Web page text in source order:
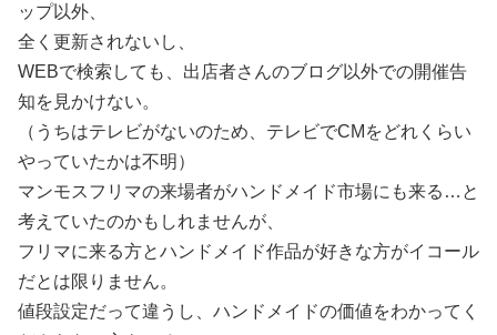
ップ以外、
全く更新されないし、
WEBで検索しても、出店者さんのブログ以外での開催告
知を見かけない。
（うちはテレビがないのため、テレビでCMをどれくらい
やっていたかは不明）
マンモスフリマの来場者がハンドメイド市場にも来る…と
考えていたのかもしれませんが、
フリマに来る方とハンドメイド作品が好きな方がイコール
だとは限りません。
値段設定だって違うし、ハンドメイドの価値をわかってく